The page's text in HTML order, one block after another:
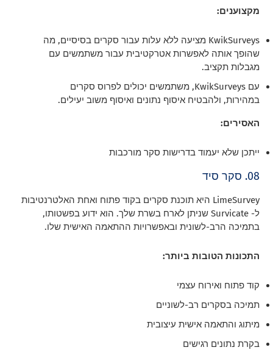
מקצוענים:
KwikSurveys מציעה ללא עלות עבור סקרים בסיסיים, מה
שהופך אותה לאפשרות אטרקטיבית עבור משתמשים עם
מגבלות תקציב.
עם KwikSurveys, משתמשים יכולים לפרוס סקרים
במהירות, ולהבטיח איסוף נתונים ואיסוף משוב יעילים.
האסירים:
ייתכן שלא יעמוד בדרישות סקר מורכבות
08. סקר סיד
LimeSurvey היא תוכנת סקרים בקוד פתוח ואחת האלטרנטיבות
ל- Survicate שניתן לארח בשרת שלך. הוא ידוע בפשטותו,
בתמיכה הרב-לשונית ובאפשרויות ההתאמה האישית שלו.
התכונות הטובות ביותר:
קוד פתוח ואירוח עצמי
תמיכה בסקרים רב-לשוניים
מיתוג והתאמה אישית עיצובית
בקרת נתונים רגישים